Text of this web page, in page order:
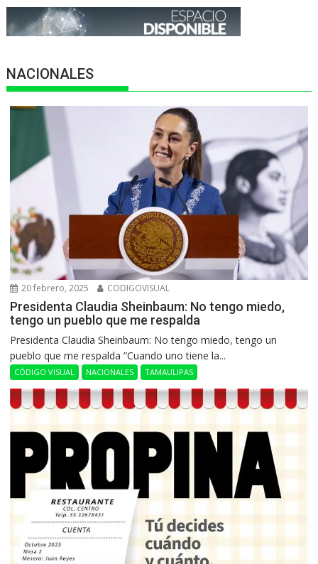
NACIONALES
20 febrero, 2025 CODIGOVISUAL
Presidenta Claudia Sheinbaum: No tengo miedo,
tengo un pueblo que me respalda
Presidenta Claudia Sheinbaum: No tengo miedo, tengo un
pueblo que me respalda ”Cuando uno tiene la...
CÓDIGO VISUAL NACIONALES TAMAULIPAS